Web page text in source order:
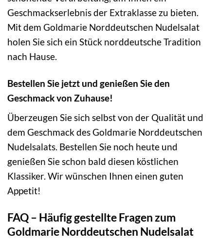
Geschmackserlebnis der Extraklasse zu bieten.
Mit dem Goldmarie Norddeutschen Nudelsalat
holen Sie sich ein Stück norddeutsche Tradition
nach Hause.
Bestellen Sie jetzt und genießen Sie den
Geschmack von Zuhause!
Überzeugen Sie sich selbst von der Qualität und
dem Geschmack des Goldmarie Norddeutschen
Nudelsalats. Bestellen Sie noch heute und
genießen Sie schon bald diesen köstlichen
Klassiker. Wir wünschen Ihnen einen guten
Appetit!
FAQ – Häufig gestellte Fragen zum
Goldmarie Norddeutschen Nudelsalat